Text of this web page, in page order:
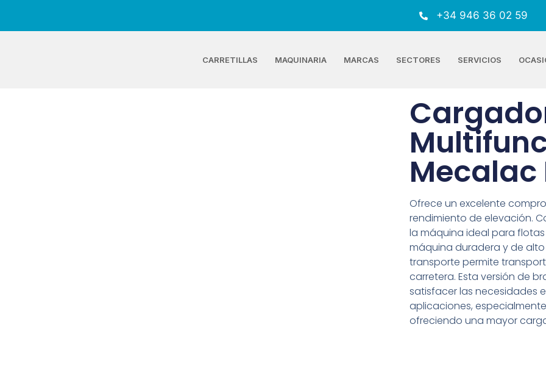
+34 946 36 02 59
CARRETILLAS MAQUINARIA MARCAS SECTORES SERVICIOS
Mecalac
Ofrece un excelente
rendimiento de elevación.
la máquina ideal para
máquina duradera y de
transporte permite
carretera. Esta versión de
satisfacer las necesidades
aplicaciones,
ofreciendo una mayor